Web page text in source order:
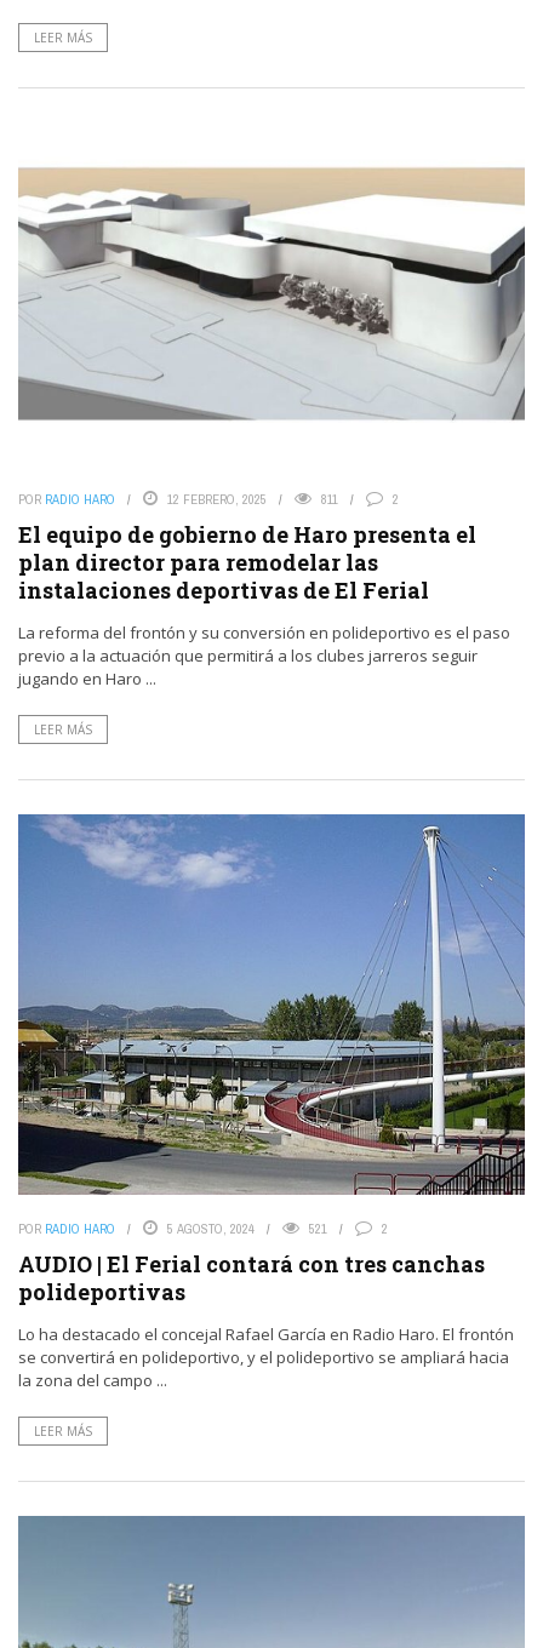
LEER MÁS
POR RADIO HARO 12 FEBRERO, 2025 811 2
El equipo de gobierno de Haro presenta el
plan director para remodelar las
instalaciones deportivas de El Ferial
La reforma del frontón y su conversión en polideportivo es el paso
previo a la actuación que permitirá a los clubes jarreros seguir
jugando en Haro ...
LEER MÁS
POR RADIO HARO 5 AGOSTO, 2024 521 2
AUDIO | El Ferial contará con tres canchas
polideportivas
Lo ha destacado el concejal Rafael García en Radio Haro. El frontón
se convertirá en polideportivo, y el polideportivo se ampliará hacia
la zona del campo ...
LEER MÁS